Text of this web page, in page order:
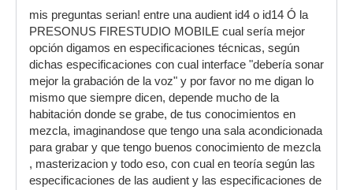
mis preguntas serian! entre una audient id4 o id14 Ó la
PRESONUS FIRESTUDIO MOBILE cual sería mejor
opción digamos en especificaciones técnicas, según
dichas especificaciones con cual interface "debería sonar
mejor la grabación de la voz" y por favor no me digan lo
mismo que siempre dicen, depende mucho de la
habitación donde se grabe, de tus conocimientos en
mezcla, imaginandose que tengo una sala acondicionada
para grabar y que tengo buenos conocimiento de mezcla
, masterizacion y todo eso, con cual en teoría según las
especificaciones de las audient y las especificaciones de